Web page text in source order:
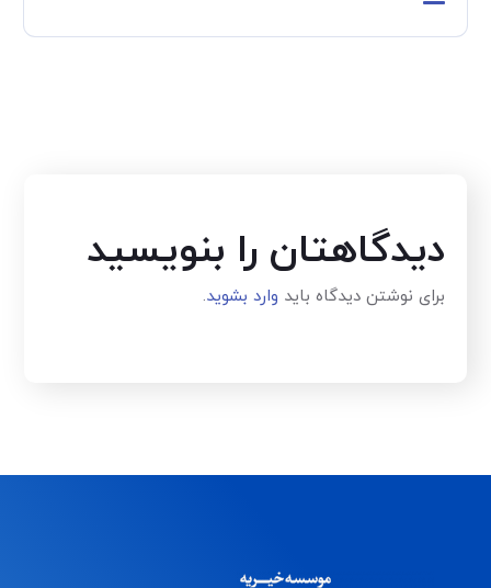
دیدگاهتان را بنویسید
برای نوشتن دیدگاه باید وارد بشوید.